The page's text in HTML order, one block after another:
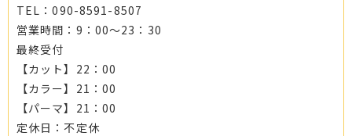
TEL：090-8591-8507
営業時間：9：00～23：30
最終受付
【カット】22：00
【カラー】21：00
【パーマ】21：00
定休日：不定休